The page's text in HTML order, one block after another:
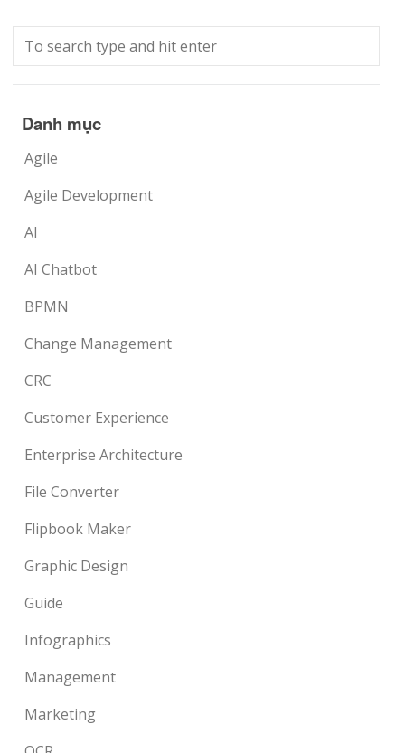
Danh mục
Agile
Agile Development
AI
AI Chatbot
BPMN
Change Management
CRC
Customer Experience
Enterprise Architecture
File Converter
Flipbook Maker
Graphic Design
Guide
Infographics
Management
Marketing